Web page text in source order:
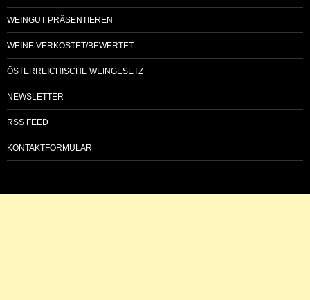
WEINGUT PRÄSENTIEREN
WEINE VERKOSTET/BEWERTET
ÖSTERREICHISCHE WEINGESETZ
NEWSLETTER
RSS FEED
KONTAKTFORMULAR